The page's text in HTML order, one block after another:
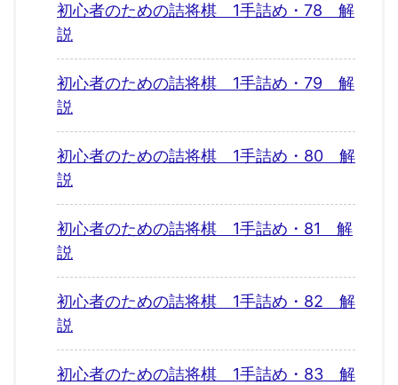
初心者のための詰将棋 1手詰め・78 解
説
初心者のための詰将棋 1手詰め・79 解
説
初心者のための詰将棋 1手詰め・80 解
説
初心者のための詰将棋 1手詰め・81 解
説
初心者のための詰将棋 1手詰め・82 解
説
初心者のための詰将棋 1手詰め・83 解